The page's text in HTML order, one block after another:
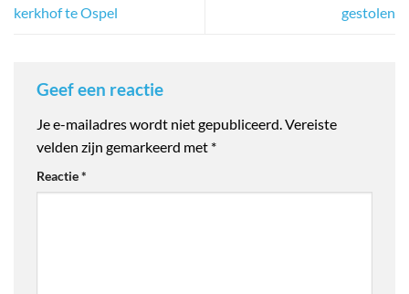
kerkhof te Ospel
gestolen
Geef een reactie
Je e-mailadres wordt niet gepubliceerd.Vereiste
velden zijn gemarkeerd met *
Reactie*